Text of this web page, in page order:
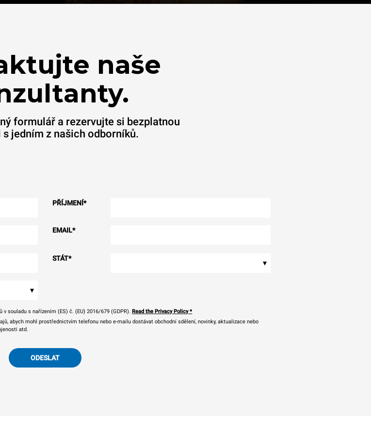
naše
formulář a rezervujte si bezplatnou
jedním z našich odborníků.
PŘÍJMENÍ*
EMAIL*
STÁT* ▾
▾
souladu s nařízením (ES) č. (EU) 2016/679 (GDPR). Read the Privacy Policy*
abych mohl prostřednictvím telefonu nebo e-mailu dostávat obchodní sdělení, novinky, aktualizace nebo
atd.
ODESLAT